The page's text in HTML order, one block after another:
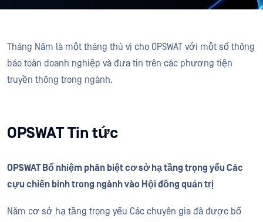
Tháng Năm là một tháng thú vị cho OPSWAT với một số thông
báo toàn doanh nghiệp và đưa tin trên các phương tiện
truyền thông trong ngành.
OPSWAT Tin tức
OPSWAT Bổ nhiệm phân biệt cơ sở hạ tầng trọng yếu Các
cựu chiến binh trong ngành vào Hội đồng quản trị
Năm cơ sở hạ tầng trọng yếu Các chuyên gia đã được bổ